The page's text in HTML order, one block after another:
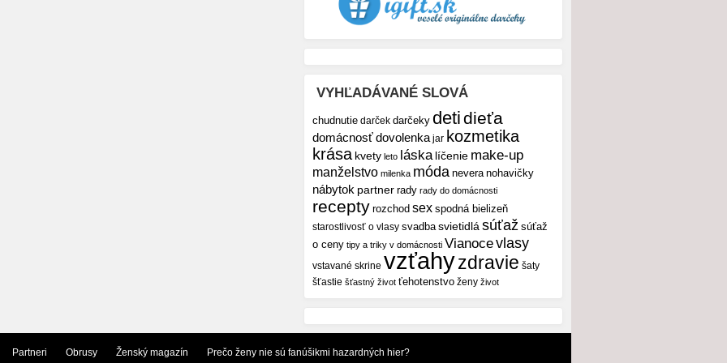
VYHĽADÁVANÉ SLOVÁ
chudnutie darček darčeky detidieťa
domácnosťdovolenka jar kozmetika
krása kvety leto láska líčenie make-up
manželstvo milenka móda nevera nohavičky
nábytok partner rady rady do domácnosti
recepty rozchod sex spodná bielizeň
starostlivosť o vlasy svadba svietidlá súťaž súťaž
o ceny tipy a triky v domácnosti Vianocevlasy
vstavané skrine vzťahyzdravie šaty
šťastie šťastný život ťehotenstvo ženy život
Partneri Obrusy Ženský magazín Prečo ženy nie sú fanúšikmi hazardných hier?